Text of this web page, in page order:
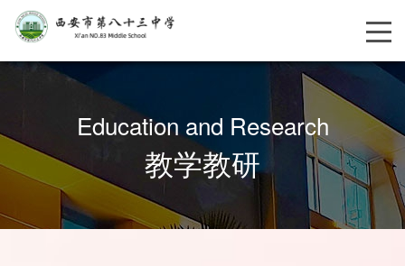
Education and Research
教学教研